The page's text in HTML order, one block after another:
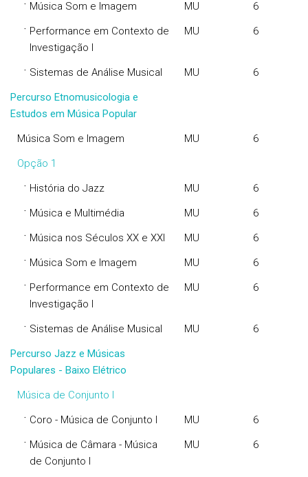
· Música Som e Imagem MU 6
· Performance em Contexto de
Investigação I
MU 6
· Sistemas de Análise Musical MU
6
Percurso Etnomusicologia e
Estudos em Música Popular
Música Som e Imagem
MU
6
Opção 1
· História do Jazz MU 6
· Música e Multimédia MU 6
· Música nos Séculos XX e XXI MU 6
· Música Som e Imagem MU 6
· Performance em Contexto de
Investigação I
MU 6
· Sistemas de Análise Musical MU
6
Percurso Jazz e Músicas
Populares - Baixo Elétrico
Música de Conjunto I
· Coro - Música de Conjunto I MU 6
· Música de Câmara - Música
de Conjunto I
MU 6